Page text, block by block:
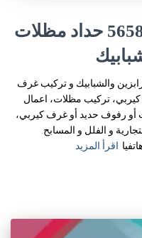
معلم حداد الدعية 56585569 حداد مظلات
والشبابيك و تركيب غرف
تركيب مظلات، اعمال
أو رفوف حديد أو غرف كيربي،
و الفلل و المسابح.
اقرأ المزيد